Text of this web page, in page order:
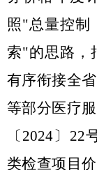
照"总量控制
索"的思路，
有序衔接全
等部分医疗
〔2024〕
类检查项目